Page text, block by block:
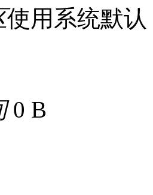
使用系统默认
0 B